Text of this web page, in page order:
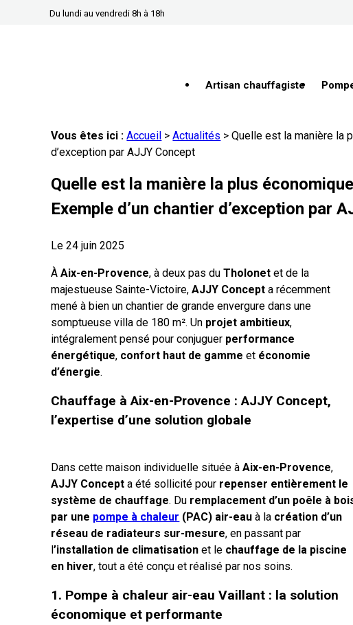
Du lundi au vendredi 8h à 18h
Artisan chauffagiste
Vous êtes ici : Accueil >Actualités > Quelle est la manière la
d’exception par AJJY Concept
Quelle est la manière la plus
Exemple d’un chantier d’exception par
Le24 juin 2025
ÀAix-en-Provence, à deux pas duTholonet et de la
majestueuse Sainte-Victoire,AJJY Concept a récemment
mené à bien un chantier de grande envergure dans une
somptueuse villa de 180 m². Un projet ambitieux,
intégralement pensé pour conjuguer performance
énergétique, confort haut de gamme et économie
d’énergie.
Chauffage à Aix-en-Provence : AJJY Concept,
l’expertise d’une solution globale
Dans cette maison individuelle située àAix-en-Provence,
AJJY Concept a été sollicité pour repenser entièrement le
système de chauffage. Du remplacement d’un poêle à
par une pompe à chaleur (PAC) air-eau à la création d’un
réseau de radiateurs sur-mesure, en passant par
l’installation de climatisation et le chauffage de la piscine
en hiver, tout a été conçu et réalisé par nos soins.
1. Pompe à chaleur air-eau Vaillant : la solution
économique et performante
Panneau de gestion des cookies